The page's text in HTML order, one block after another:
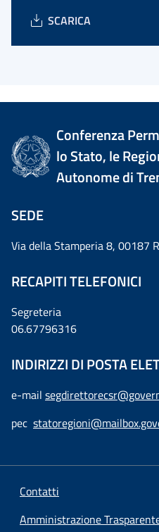
SCARICA
Conferenza
lo Stato, le
Autonome di
SEDE
Via della Stamperia 8, 00187
RECAPITI TELEFONICI
Segreteria
06.67796316
INDIRIZZI DI POSTA
e-mail
pec
Contatti
Amministrazione